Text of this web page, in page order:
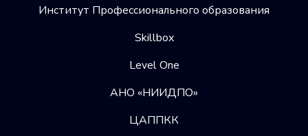
Институт Профессионального образования
Skillbox
Level One
АНО «НИИДПО»
ЦАППКК